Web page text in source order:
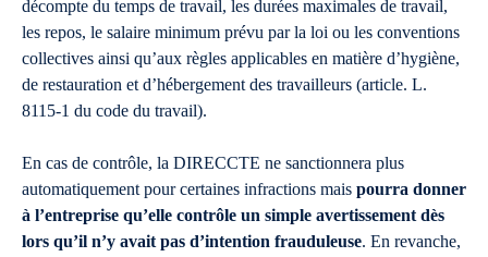
décompte du temps de travail, les durées maximales de travail,
les repos, le salaire minimum prévu par la loi ou les conventions
collectives ainsi qu’aux règles applicables en matière d’hygiène,
de restauration et d’hébergement des travailleurs (article. L.
8115-1 du code du travail).
En cas de contrôle, la DIRECCTE ne sanctionnera plus
automatiquement pour certaines infractions mais pourra donner
à l’entreprise qu’elle contrôle un simple avertissement dès
lors qu’il n’y avait pas d’intention frauduleuse. En revanche,